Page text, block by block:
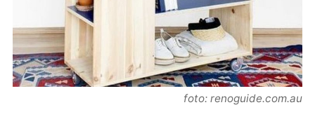
foto: renoguide.com.au